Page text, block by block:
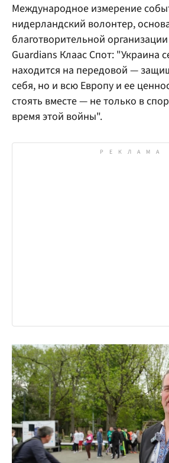
Международное измерение
нидерландский волонтер,
благотворительной
Guardians Клаас Спот: "Украина
находится на передовой —
себя, но и всю Европу и ее
стоять вместе — не только в
время этой войны".